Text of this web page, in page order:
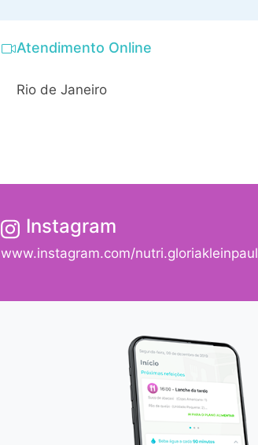
Atendimento Online
Rio de Janeiro
Instagram
www.instagram.com/nutri.gloriakleinpaul